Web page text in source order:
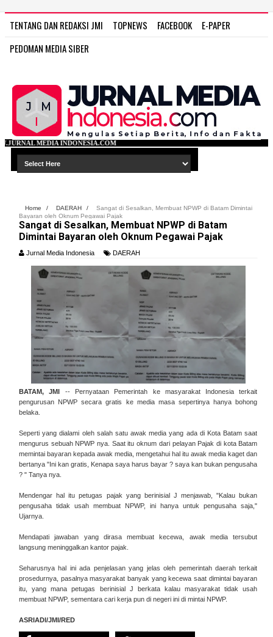
TENTANG DAN REDAKSI JMI TOPNEWS FACEBOOK
E-PAPER
PEDOMAN MEDIA SIBER
Home / DAERAH /
Sangat di Sesalkan, Membuat NPWP di Batam Dimintai
Bayaran oleh Oknum Pegawai Pajak
Sangat di Sesalkan, Membuat NPWP di Batam
Dimintai Bayaran oleh Oknum Pegawai Pajak
Jurnal Media Indonesia DAERAH
BATAM, JMI -- Pernyataan Pemerintah ke masyarakat Indonesia terkait
pengurusan NPWP secara gratis ke media masa sepertinya hanya bohong
belaka.
Seperti yang dialami oleh salah satu awak media yang ada di Kota Batam saat
mengurus sebuah NPWP nya. Saat itu oknum dari pelayan Pajak di kota Batam
memintai bayaran kepada awak media, mengetahui hal itu awak media kaget dan
bertanya "Ini kan gratis, Kenapa saya harus bayar ? saya kan bukan pengusaha
? " Tanya nya.
Mendengar hal itu petugas pajak yang berinisial J menjawab, "Kalau bukan
pengusaha tidak usah membuat NPWP, ini hanya untuk pengusaha saja,"
Ujarnya.
Mendapati jawaban yang dirasa membuat kecewa, awak media tersubut
langsung meninggalkan kantor pajak.
Seharusnya hal ini ada penjelasan yang jelas oleh pemerintah daerah terkait
prosedurnya, pasalnyamasyarakat banyak yang kecewa saat dimintai bayaran
itu, yang mana petugas berinisial J berkata kalau masyarakat tidak usah
membuat NPWP, sementara cari kerja pun di negeri ini di mintai NPWP.
ASRIADI/JMI/RED